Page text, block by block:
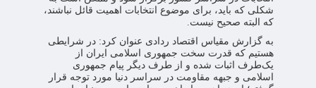
شکلی که باید، برای موضوع انتخابات اهمیت قائل نباشند،
که البته صحیح نیست.
به گزارش مقیاس اقتصاد ردادی عنوان کرد: در شرایطی
هستیم که قدرت سخت جمهوری اسلامی ایران از
یک‌طرف اثبات شده و از طرف دیگر پیام جمهوری
اسلامی و جبهه مقاومت در سراسر دنیا مورد توجه قرار